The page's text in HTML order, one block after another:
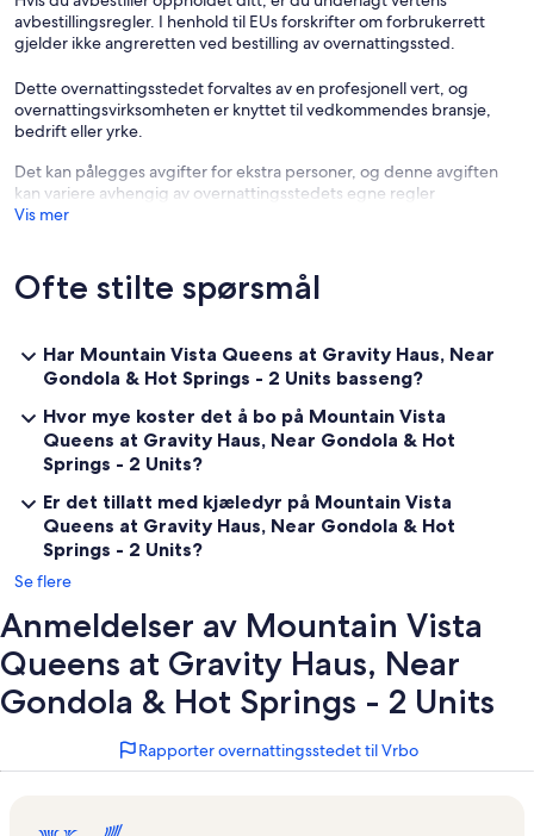
———————————————
There are several additional things to note:
✦ A mandatory resort fee of $20.00 per night will be collected upon
✦ Pets are welcome with an additional charge of $50.00 (per pet
per night). per pet, per night
differences.
is only 28 days.
✦ The parking fees, plus tax, vary by season and membership status
avbestillingsregler. I henhold til EUs forskrifter om forbrukerrett
gjelder ikke angreretten ved bestilling av overnattingssted.
Dette overnattingsstedet forvaltes av en profesjonell vert, og
overnattingsvirksomheten er knyttet til vedkommendes bransje,
bedrift eller yrke.
Det kan pålegges avgifter for ekstra personer, og denne avgiften
kan variere avhengig av overnattingsstedets egne regler
Vis mer
Ofte stilte spørsmål
Har Mountain Vista Queens at Gravity Haus, Near
Gondola & Hot Springs - 2 Units basseng?
Hvor mye koster det å bo på Mountain Vista
Queens at Gravity Haus, Near Gondola & Hot
Springs - 2 Units?
Er det tillatt med kjæledyr på Mountain Vista
Queens at Gravity Haus, Near Gondola & Hot
Springs - 2 Units?
Se flere
Anmeldelser av Mountain Vista
Queens at Gravity Haus, Near
Gondola & Hot Springs - 2 Units
Rapporter overnattingsstedet til Vrbo